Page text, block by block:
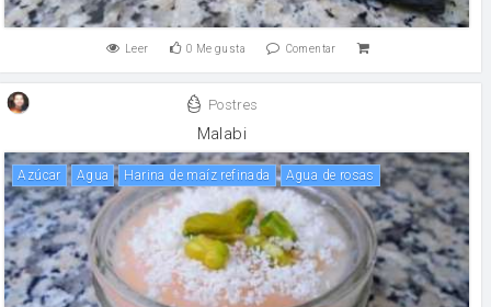
Leer 0 Me gusta Comentar
Postres
Malabi
Azúcar agua Harina de maíz refinada agua de rosas